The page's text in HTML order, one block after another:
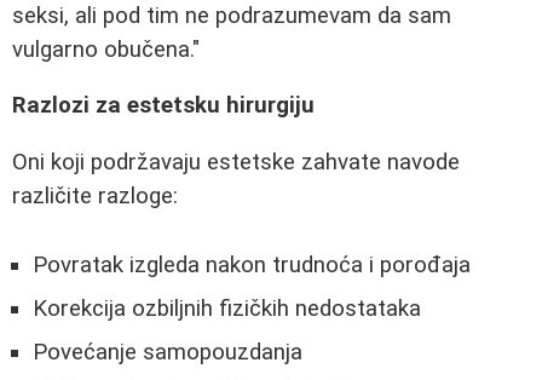
seksi, ali pod tim ne podrazumevam da sam
vulgarno obučena."
Razlozi za estetsku hirurgiju
Oni koji podržavaju estetske zahvate navode
različite razloge:
Povratak izgleda nakon trudnoća i porođaja
Korekcija ozbiljnih fizičkih nedostataka
Povećanje samopouzdanja